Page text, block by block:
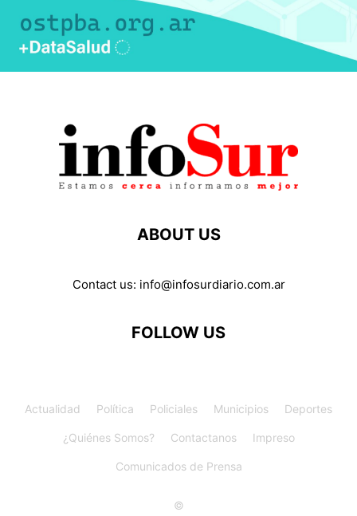
ABOUT US
Contact us: info@infosurdiario.com.ar
FOLLOW US
Actualidad Política Policiales Municipios Deportes
¿Quiénes Somos? Contactanos Impreso
Comunicados de Prensa
©